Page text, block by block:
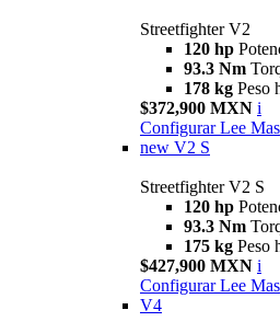
Streetfighter V2
120 hp
93.3 Nm
178 kg Peso
$372,900 MXN i
Configurar Lee Mas
new V2 S
Streetfighter V2 S
120 hp
93.3 Nm
175 kg Peso
$427,900 MXN i
Configurar Lee Mas
V4